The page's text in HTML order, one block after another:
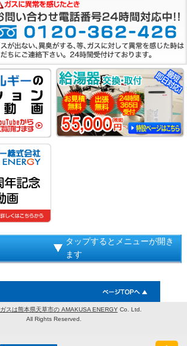
タップするとメニューが開き
ます
ガスは熊本県天草市の AMAKUSA ENERGYCo. Ltd.
All Rights Reserved.